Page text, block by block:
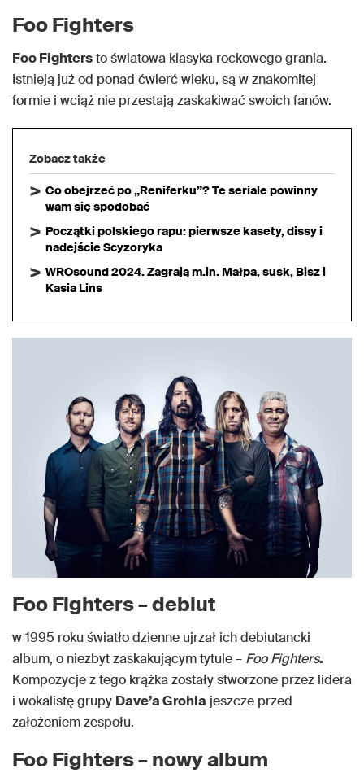
Foo Fighters
Foo Fightersto światowa klasyka rockowego grania.
Istnieją już od ponad ćwierć wieku, są w znakomitej
formie i wciąż nie przestają zaskakiwać swoich fanów.
Zobacz także
Co obejrzeć po „Reniferku”? Te seriale powinny
wam się spodobać
Początki polskiego rapu: pierwsze kasety, dissy i
nadejście Scyzoryka
WROsound 2024. Zagrają m.in. Małpa, susk, Bisz i
Kasia Lins
Foo Fighters – debiut
w 1995 roku światło dzienne ujrzał ich debiutancki
album, o niezbyt zaskakującym tytule – Foo Fighters.
Kompozycje z tego krążka zostały stworzone przez lidera
i wokalistę grupy Dave’a Grohla jeszcze przed
założeniem zespołu.
Foo Fighters – nowy album